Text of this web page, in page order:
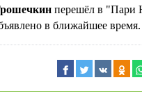
перешёл в "Пари
в ближайшее время.